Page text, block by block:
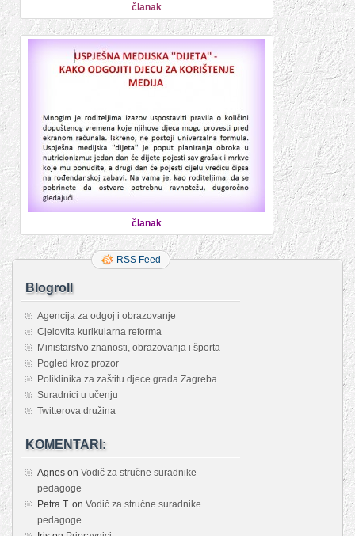
članak
članak
RSS Feed
Blogroll
Agencija za odgoj i obrazovanje
Cjelovita kurikularna reforma
Ministarstvo znanosti, obrazovanja i športa
Pogled kroz prozor
Poliklinika za zaštitu djece grada Zagreba
Suradnici u učenju
Twitterova družina
KOMENTARI:
Agnes on Vodič za stručne suradnike
pedagoge
Petra T. on Vodič za stručne suradnike
pedagoge